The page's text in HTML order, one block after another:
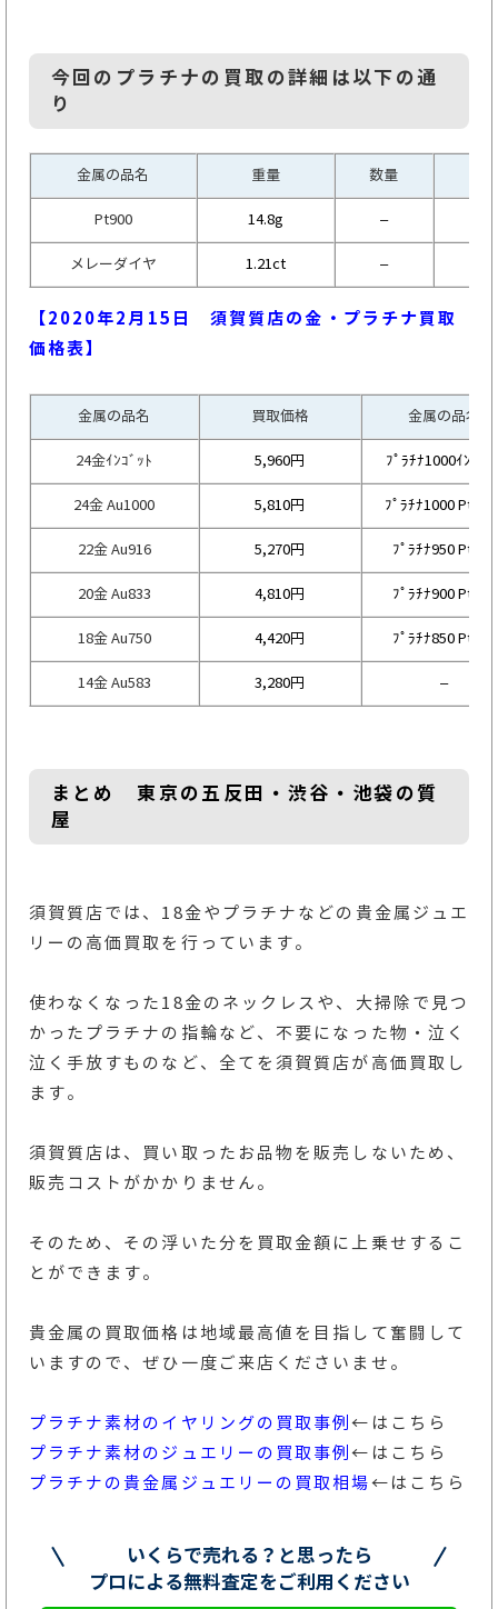
今回のプラチナの買取の詳細は以下の通
り
金属の品名 重量 数量
Pt900 14.8g –
メレーダイヤ 1.21ct –
【2020年2月15 日 須賀質店の金・プラチナ買取
価格表】
金属の品名 買取価格 金属の品名
24金ｲﾝｺﾞｯﾄ 5,960円 ﾌﾟﾗﾁﾅ1000ｲﾝｺﾞｯ
24金 Au1000 5,810円 ﾌﾟﾗﾁﾅ1000
22金 Au916 5,270円 ﾌﾟﾗﾁﾅ950 Pt950
20金 Au833 4,810円 ﾌﾟﾗﾁﾅ900 Pt900
18金 Au750 4,420円 ﾌﾟﾗﾁﾅ850 Pt850
14金 Au583 3,280円 –
まとめ 東京の五反田・渋谷・池袋の質
屋
須賀質店では、18金やプラチナなどの貴金属ジュエ
リーの高価買取を行っています。
使わなくなった18金のネックレスや、大掃除で見つ
かったプラチナの指輪など、不要になった物・泣く
泣く手放すものなど、全てを須賀質店が高価買取し
ます。
須賀質店は、買い取ったお品物を販売しないため、
販売コストがかかりません。
そのため、その浮いた分を買取金額に上乗せするこ
とができます。
貴金属の買取価格は地域最高値を目指して奮闘して
いますので、ぜひ一度ご来店くださいませ。
プラチナ素材のイヤリングの買取事例←はこちら
プラチナ素材のジュエリーの買取事例←はこちら
プラチナの貴金属ジュエリーの買取相場←はこちら
いくらで売れる？と思ったら
プロによる無料査定をご利用ください